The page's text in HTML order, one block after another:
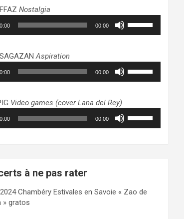
pour
augmenter
ou
volume.
Nostalgia
00:00
pour
augmenter
ou
volume.
Aspiration
00:00
pour
augmenter
ou
Video games (cover Lana del Rey)
00:00
haut/bas
le
à ne pas rater
Chambéry Estivales en Savoie « Zao de
» gratos